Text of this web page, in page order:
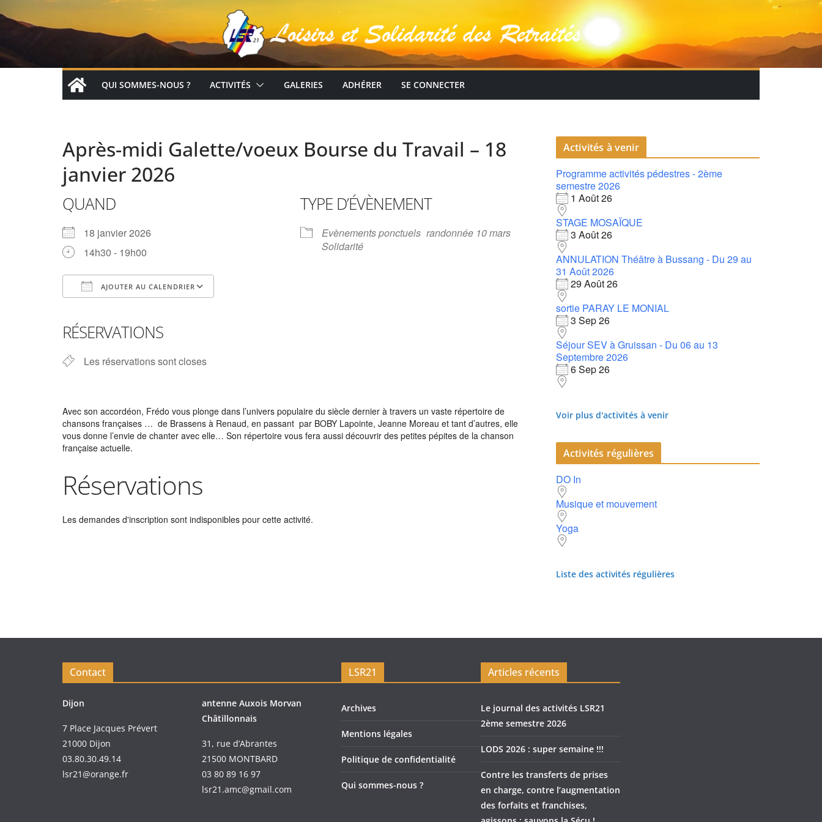
QUI SOMMES-NOUS ? ACTIVITÉS GALERIES ADHÉRER SE CONNECTER
Après-midi Galette/voeux Bourse du Travail – 18
janvier 2026
QUAND
18 janvier 2026
14h30 - 19h00
AJOUTER AU CALENDRIER
RÉSERVATIONS
Les réservations sont closes
TYPE D’ÉVÈNEMENT
Evènements ponctuels randonnée 10 mars
Solidarité
Avec son accordéon, Frédo vous plonge dans l’univers populaire du siècle dernier à travers un vaste répertoire de
chansons françaises … de Brassens à Renaud, en passant par BOBY Lapointe, Jeanne Moreau et tant d’autres, elle
vous donne l’envie de chanter avec elle… Son répertoire vous fera aussi découvrir des petites pépites de la chanson
française actuelle.
Réservations
Les demandes d'inscription sont indisponibles pour cette activité.
Activités à venir
Programme activités pédestres - 2ème
semestre 2026
1 Août 26
STAGE MOSAÏQUE
3 Août 26
ANNULATION Théâtre à Bussang - Du 29 au
31 Août 2026
29 Août 26
sortie PARAY LE MONIAL
3 Sep 26
Séjour SEV à Gruissan - Du 06 au 13
Septembre 2026
6 Sep 26
Voir plus d'activités à venir
Activités régulières
DO In
Musique et mouvement
Yoga
Liste des activités régulières
Contact
Dijon
7 Place Jacques Prévert
21000 Dijon
03.80.30.49.14
lsr21@orange.fr
antenne Auxois Morvan
Châtillonnais
31, rue d’Abrantes
21500 MONTBARD
03 80 89 16 97
lsr21.amc@gmail.com
LSR21
Archives
Mentions légales
Politique de confidentialité
Qui sommes-nous ?
Articles récents
Le journal des activités LSR21
2ème semestre 2026
LODS 2026 : super semaine !!!
Contre les transferts de prises
en charge, contre l’augmentation
des forfaits et franchises,